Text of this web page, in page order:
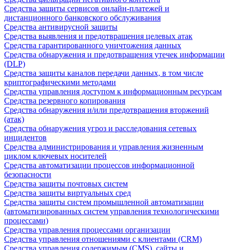
Средства защиты сервисов онлайн-платежей и
дистанционного банковского обслуживания
Средства антивирусной защиты
Средства выявления и предотвращения целевых атак
Средства гарантированного уничтожения данных
Средства обнаружения и предотвращения утечек информации
(DLP)
Средства защиты каналов передачи данных, в том числе
криптографическими методами
Средства управления доступом к информационным ресурсам
Средства резервного копирования
Средства обнаружения и/или предотвращения вторжений
(атак)
Средства обнаружения угроз и расследования сетевых
инцидентов
Средства администрирования и управления жизненным
циклом ключевых носителей
Средства автоматизации процессов информационной
безопасности
Средства защиты почтовых систем
Средства защиты виртуальных сред
Средства защиты систем промышленной автоматизации
(автоматизированных систем управления технологическими
процессами)
Средства управления процессами организации
Средства управления отношениями с клиентами (CRM)
Средства управления содержимым (CMS), сайты и